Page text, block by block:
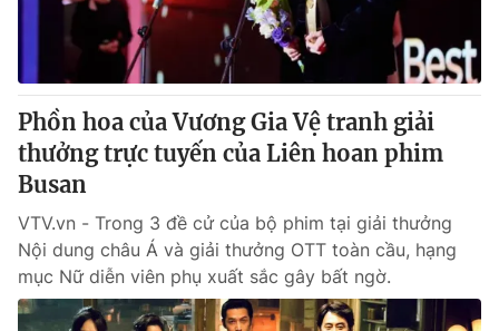
Tư vấn
Lịch phát sóng
Chuyên mục khác
Emagazine
Photo Infographic
Video Shorts video
Phồn hoa của Vương Gia Vệ tranh giải
thưởng trực tuyến của Liên hoan phim
Busan
VTV.vn - Trong 3 đề cử của bộ phim tại giải thưởng
Nội dung châu Á và giải thưởng OTT toàn cầu, hạng
mục Nữ diễn viên phụ xuất sắc gây bất ngờ.